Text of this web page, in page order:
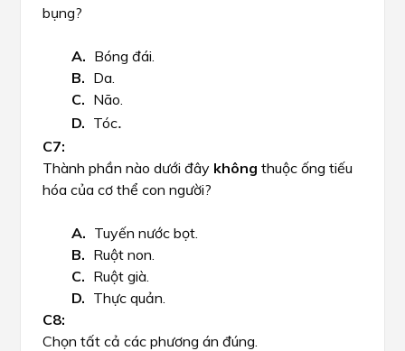
bụng?​
Bóng đái.
Da.
Não.
Tóc.
Thành phần nào dưới đây không thuộc ống tiếu
hóa của cơ thể con người?
Tuyến nước bọt.
Ruột non.
Ruột già.
Thực quản.
Chọn tất cả các phương án đúng.